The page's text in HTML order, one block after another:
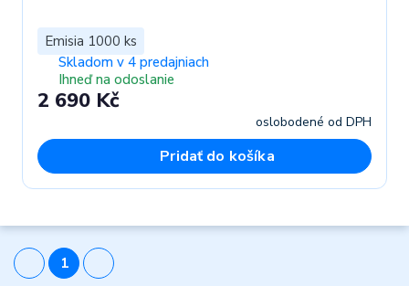
Emisia 1000 ks
Skladom v 4 predajniach
Ihneď na odoslanie
2 690 Kč
oslobodené od DPH
Pridať do košíka
1